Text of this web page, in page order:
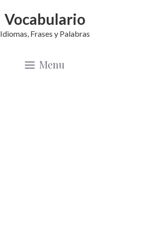
Vocabulario
Idiomas, Frases y Palabras
Menu